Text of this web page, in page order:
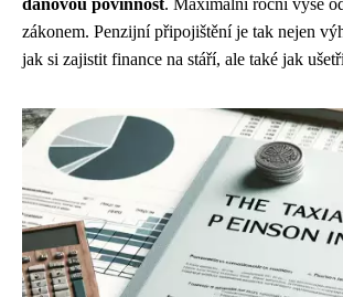
daňovou povinnost. Maximální roční výše
zákonem. Penzijní připojištění je tak nejen
jak si zajistit finance na stáří, ale také jak